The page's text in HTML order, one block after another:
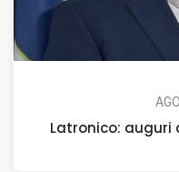
Latronico: auguri